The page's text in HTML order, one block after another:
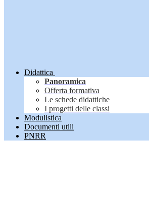
Didattica
Panoramica
Offerta formativa
Le schede didattiche
I progetti delle classi
Modulistica
Documenti utili
PNRR